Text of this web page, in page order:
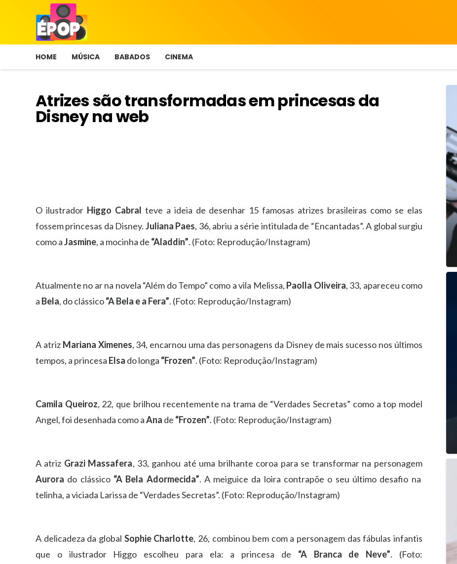
HOME MÚSICA BABADOS CINEMA
Atrizes são transformadas em princesas da
Disney na web
O ilustrador Higgo Cabral teve a ideia de desenhar 15 famosas atrizes brasileiras como se elas
fossem princesas da Disney. Juliana Paes, 36, abriu a série intitulada de “Encantadas”. A global surgiu
como aJasmine, a mocinha de “Aladdin”. (Foto: Reprodução/Instagram)
Atualmente no ar na novela “Além do Tempo” como a vila Melissa, Paolla Oliveira, 33, apareceu como
a Bela, do clássico“A Bela e a Fera”. (Foto: Reprodução/Instagram)
A atriz Mariana Ximenes, 34, encarnou uma das personagens da Disney de mais sucesso nos últimos
tempos, a princesa Elsa do longa “Frozen”. (Foto: Reprodução/Instagram)
Camila Queiroz, 22, que brilhou recentemente na trama de “Verdades Secretas” como a top model
Angel, foi desenhada como aAna de “Frozen”. (Foto: Reprodução/Instagram)
A atriz Grazi Massafera, 33, ganhou até uma brilhante coroa para se transformar na personagem
Aurora do clássico “A Bela Adormecida”. A meiguice da loira contrapõe o seu último desafio na
telinha, a viciada Larissa de “Verdades Secretas”. (Foto: Reprodução/Instagram)
A delicadeza da global Sophie Charlotte, 26, combinou bem com a personagem das fábulas infantis
que o ilustrador Higgo escolheu para ela: a princesa de “A Branca de Neve”. (Foto: